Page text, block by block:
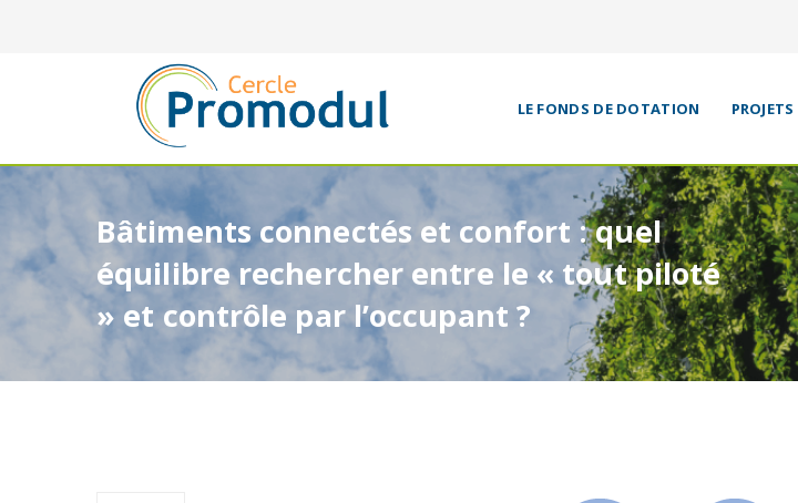
LE FONDS DE DOTATION PROJETS
Bâtiments connectés et confort : quel
équilibre rechercher entre le « tout piloté
» et contrôle par l’occupant ?